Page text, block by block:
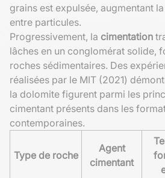
grains est expulsée, augmentant
entre particules.
Progressivement, la cimentation
lâches en un conglomérat solide,
roches sédimentaires. Des
réalisées par le MIT (2021)
la dolomite figurent parmi les
cimentant présents dans les
contemporaines.
Type de roche
Agent
cimentant